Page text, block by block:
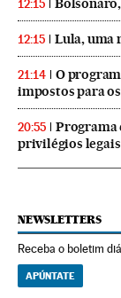
12:15
12:15 Lula, uma
21:14
O
impostos para
20:55
Programa
privilégios
NEWSLETTERS
Receba o boletim
APÚNTATE